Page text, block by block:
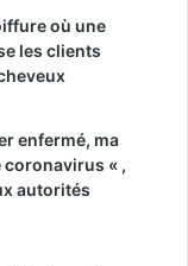
où une
les clients
enfermé, ma
coronavirus « ,
autorités